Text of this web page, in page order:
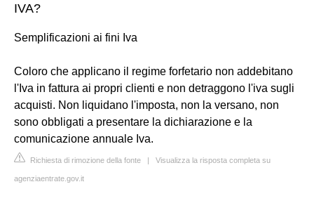
IVA?
Semplificazioni ai fini Iva
Coloro che applicano il regime forfetario non addebitano
l'Iva in fattura ai propri clienti e non detraggono l'iva sugli
acquisti. Non liquidano l'imposta, non la versano, non
sono obbligati a presentare la dichiarazione e la
comunicazione annuale Iva.
Richiesta di rimozione della fonte | Visualizza la risposta completa su
agenziaentrate.gov.it